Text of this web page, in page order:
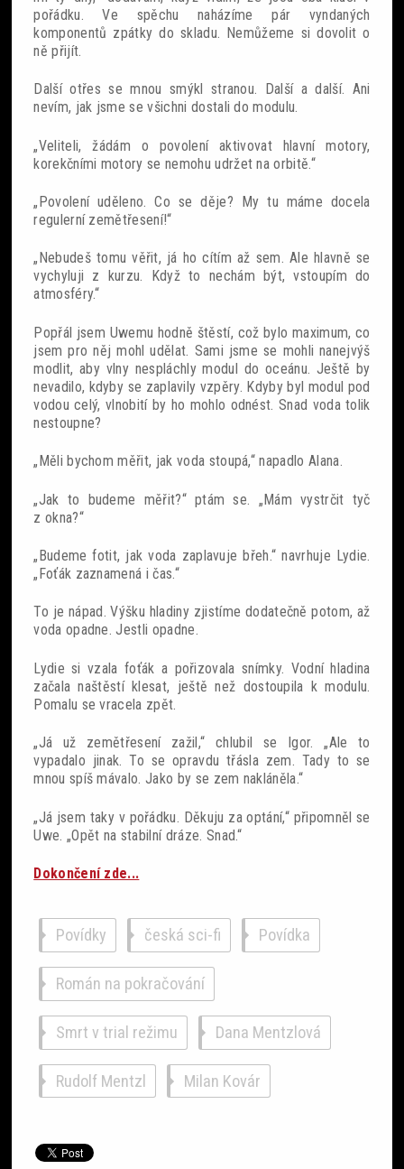
pořádku. Ve spěchu naházíme pár vyndaných
komponentů zpátky do skladu. Nemůžeme si dovolit o
ně přijít.
Další otřes se mnou smýkl stranou. Další a další. Ani
nevím, jak jsme se všichni dostali do modulu.
„Veliteli, žádám o povolení aktivovat hlavní motory,
korekčními motory se nemohu udržet na orbitě.“
„Povolení uděleno. Co se děje? My tu máme docela
regulerní zemětřesení!“
„Nebudeš tomu věřit, já ho cítím až sem. Ale hlavně se
vychyluji z kurzu. Když to nechám být, vstoupím do
atmosféry.“
Popřál jsem Uwemu hodně štěstí, což bylo maximum, co
jsem pro něj mohl udělat. Sami jsme se mohli nanejvýš
modlit, aby vlny nespláchly modul do oceánu. Ještě by
nevadilo, kdyby se zaplavily vzpěry. Kdyby byl modul pod
vodou celý, vlnobití by ho mohlo odnést. Snad voda tolik
nestoupne?
„Měli bychom měřit, jak voda stoupá,“ napadlo Alana.
„Jak to budeme měřit?“ ptám se. „Mám vystrčit tyč
z okna?“
„Budeme fotit, jak voda zaplavuje břeh.“ navrhuje Lydie.
„Foťák zaznamená i čas.“
To je nápad. Výšku hladiny zjistíme dodatečně potom, až
voda opadne. Jestli opadne.
Lydie si vzala foťák a pořizovala snímky. Vodní hladina
začala naštěstí klesat, ještě než dostoupila k modulu.
Pomalu se vracela zpět.
„Já už zemětřesení zažil,“ chlubil se Igor. „Ale to
vypadalo jinak. To se opravdu třásla zem. Tady to se
mnou spíš mávalo. Jako by se zem nakláněla.“
„Já jsem taky v pořádku. Děkuju za optání,“ připomněl se
Uwe. „Opět na stabilní dráze. Snad.“
Dokončení zde...
Povídky česká sci-fi Povídka
Román na pokračování
Smrt v trial režimu Dana Mentzlová
Rudolf Mentzl Milan Kovár